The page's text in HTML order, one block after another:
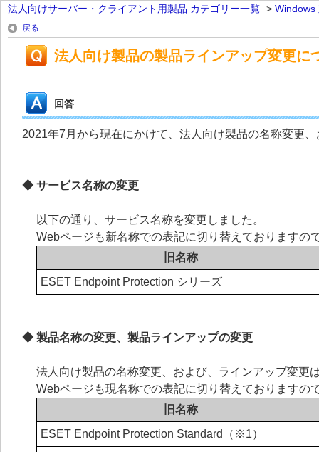
法人向けサーバー・クライアント用製品 カテゴリー一覧 > Windows
戻る
法人向け製品の製品ラインアップ変更に
回答
2021年7月から現在にかけて、法人向け製品の名称変更
◆ サービス名称の変更
以下の通り、サービス名称を変更しました。
Webページも新名称での表記に切り替えておりますの
旧名称
ESET Endpoint Protection シリーズ
◆ 製品名称の変更、製品ラインアップの変更
法人向け製品の名称変更、および、ラインアップ変更
Webページも現名称での表記に切り替えておりますの
旧名称
ESET Endpoint Protection Standard（※1）